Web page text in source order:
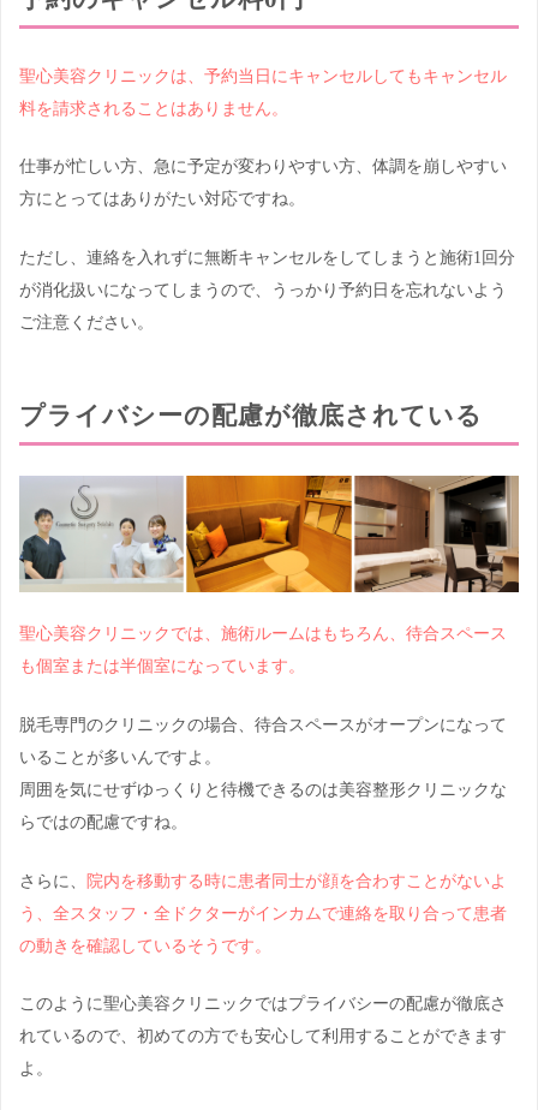
聖心美容クリニックは、予約当日にキャンセルしてもキャンセル
料を請求されることはありません。
仕事が忙しい方、急に予定が変わりやすい方、体調を崩しやすい
方にとってはありがたい対応ですね。
ただし、連絡を入れずに無断キャンセルをしてしまうと施術1回分
が消化扱いになってしまうので、うっかり予約日を忘れないよう
ご注意ください。
プライバシーの配慮が徹底されている
聖心美容クリニックでは、施術ルームはもちろん、待合スペース
も個室または半個室になっています。
脱毛専門のクリニックの場合、待合スペースがオープンになって
いることが多いんですよ。
周囲を気にせずゆっくりと待機できるのは美容整形クリニックな
らではの配慮ですね。
さらに、 院内を移動する時に患者同士が顔を合わすことがないよ
う、全スタッフ・全ドクターがインカムで連絡を取り合って患者
の動きを確認しているそうです。
このように聖心美容クリニックではプライバシーの配慮が徹底さ
れているので、初めての方でも安心して利用することができます
よ。